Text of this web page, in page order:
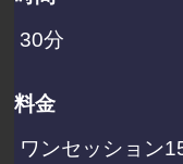
30分
料金
ワンセッション